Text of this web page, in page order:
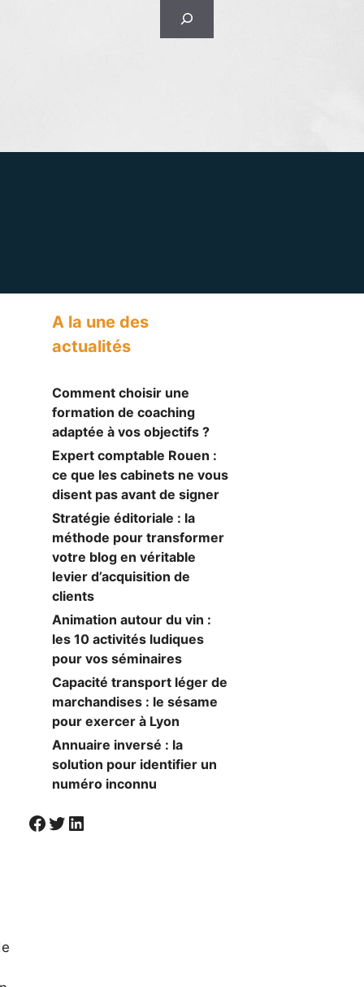
Rechercher
A la une des
actualités
Comment choisir une
formation de coaching
adaptée à vos objectifs ?
Expert comptable Rouen :
ce que les cabinets ne vous
disent pas avant de signer
Stratégie éditoriale : la
méthode pour transformer
votre blog en véritable
levier d’acquisition de
clients
Animation autour du vin :
les 10 activités ludiques
pour vos séminaires
Capacité transport léger de
marchandises : le sésame
pour exercer à Lyon
Annuaire inversé : la
solution pour identifier un
numéro inconnu
Visiter la page Facebook de Societal
Twitter
LinkedIn